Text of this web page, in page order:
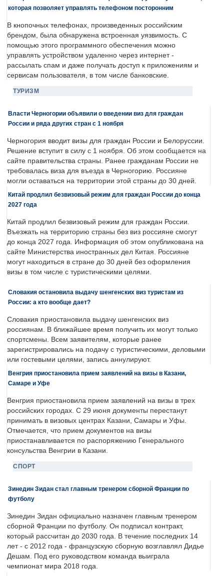
которая позволяет управлять телефоном посторонним
В кнопочных телефонах, произведенных российским
брендом, была обнаружена встроенная уязвимость. С
помощью этого программного обеспечения можно
управлять устройством удаленно через интернет -
рассылать спам и даже получать доступ к приложениям и
сервисам пользователя, в том числе банковские.
ТУРИЗМ
Власти Черногории объявили о введении виз для граждан
России и ряда других стран с 1 ноября
Черногория вводит визы для граждан России и Белоруссии.
Решение вступит в силу с 1 ноября. Об этом сообщается на
сайте правительства страны. Ранее гражданам России не
требовалась виза для въезда в Черногорию. Россияне
могли оставаться на территории этой страны до 30 дней.
Китай продлил безвизовый режим для граждан России до конца
2027 года
Китай продлил безвизовый режим для граждан России.
Въезжать на территорию страны без виз россияне смогут
до конца 2027 года. Информация об этом опубликована на
сайте Министерства иностранных дел Китая. Россияне
могут находиться в стране до 30 дней без оформления
визы в том числе с туристическими целями.
Словакия остановила выдачу шенгенских виз туристам из
России: а кто вообще дает?
Словакия приостановила выдачу шенгенских виз
россиянам. В ближайшее время получить их могут только
спортсмены. Всем заявителям, которые ранее
зарегистрировались на подачу с туристическими, деловыми
или гостевыми целями, запись аннулируют.
Венгрия приостановила прием заявлений на визы в Казани,
Самаре и Уфе
Венгрия приостановила прием заявлений на визы в трех
российских городах. С 29 июня документы перестанут
принимать в визовых центрах Казани, Самары и Уфы.
Отмечается, что прием документов на визы
приостанавливается по распоряжению Генерального
консульства Венгрии в Казани.
СПОРТ
Зинедин Зидан стал главным тренером сборной Франции по
футболу
Зинедин Зидан официально назначен главным тренером
сборной Франции по футболу. Он подписал контракт,
который рассчитан до 2030 года. В течение последних 14
лет - с 2012 года - французскую сборную возглавлял Дидье
Дешам. Под его руководством команда выиграла
чемпионат мира 2018 года.